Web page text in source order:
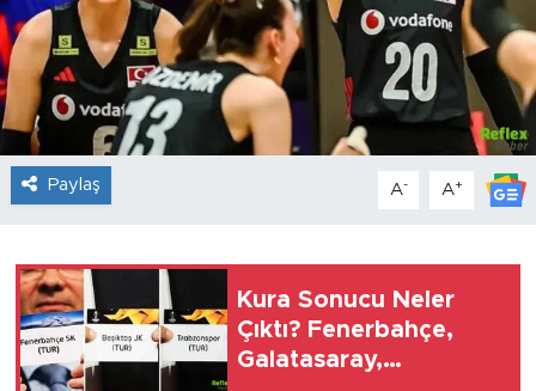
Paylaş A- A+
Kura Sonucu Neler
Çıktı? Fenerbahçe,
Galatasaray,